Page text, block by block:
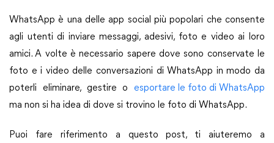
WhatsApp è una delle app social più popolari che consente
agli utenti di inviare messaggi, adesivi, foto e video ai loro
amici. A volte è necessario sapere dove sono conservate le
foto e i video delle conversazioni di WhatsApp in modo da
poterli eliminare, gestire o esportare le foto di WhatsApp
ma non si ha idea di dove si trovino le foto di WhatsApp.
Puoi fare riferimento a questo post, ti aiuteremo a